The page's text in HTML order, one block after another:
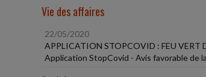
Vie des affaires
22/05/2020
APPLICATION STOPCOVID : FEU VERT
Application StopCovid - Avis favorable de